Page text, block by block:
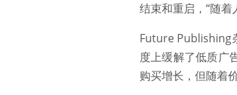
结束和重启，“随
Future Publishing
度上缓解了低质广
购买增长，但随着